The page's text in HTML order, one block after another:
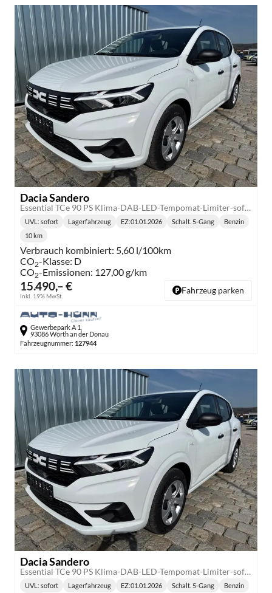
Dacia Sandero
Essential TCe 90 PS Klima-DAB-LED-Tempomat-Limiter-sofort
15.490,– €
inkl. 19% MwSt.
Lieferzeit:
UVL : sofort Lagerfahrzeug EZ:01.01.2026
Getriebe:
Schalt. 5-Gang
Kraftstoff:
Benzin
Kilometerstand:
10 km
Verbrauch kombiniert: 5,60 l/100km
CO2-Klasse: D
CO2-Emissionen: 127,00 g/km
Fahrzeug parken
Gewerbepark A 1,
93086 Wörth an der Donau
Fahrzeugnummer: 127944
Dacia Sandero
Essential TCe 90 PS Klima-DAB-LED-Tempomat-Limiter-sofort
UVL : sofort Lagerfahrzeug EZ:01.01.2026
Getriebe:
Schalt. 5-Gang Benzin